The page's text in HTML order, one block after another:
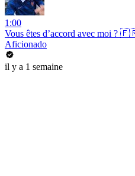
1:00
Vous êtes d’accord avec moi ?
Aficionado
il y a 1 semaine